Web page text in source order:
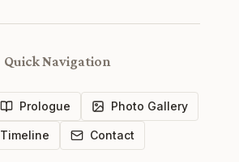
Quick Navigation
Prologue Photo Gallery
Timeline Contact